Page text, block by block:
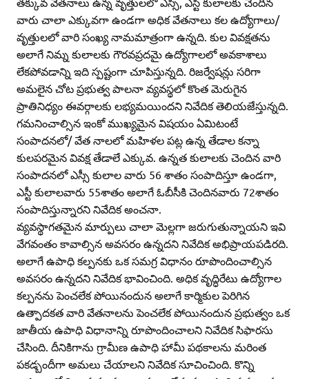
వారు చాలా ఎక్కువగా ఉండగా అధిక వేతనాలు కల ఉద్యోగాలు/
వృత్తులలో వారి సంఖ్య నామమాత్రంగా ఉన్నది. కుల వివక్షతను
అలాగే నిమ్న కులాలకు గౌరవప్రదమై ఉద్యోగాలలో అవకాశాలు
లేకపోవడాన్ని ఇది స్పష్టంగా చూపిస్తున్నది. రిజర్వేషన్లు సరిగా
అమలైన చోట ప్రభుత్వ పాలనా వ్యవస్థలో కొంత మెరుగైన
ప్రాతినిధ్యం ఈవర్గాలకు లభ్యమయిందని నివేదిక తెలియజేస్తున్నది.
గమనించాల్సిన ఇంకో ముఖ్యమైన విషయం ఏమిటంటే
సంపాదనలో/ వేత నాలలో మహిళల పట్ల ఉన్న తేడాల కన్నా
కులపరమైన వివక్ష తేడాలే ఎక్కువ. ఉన్నత కులాలకు చెందిన వారి
సంపాదనలో ఎస్సీ కులాల వారు 56 శాతం సంపాదిస్తూ ఉండగా,
ఎస్టీ కులాలవారు 55శాతం అలాగే ఓబీసీకి చెందినవారు 72శాతం
సంపాదిస్తున్నారని నివేదిక అంచనా.
వ్యవస్థాగతమైన మార్పులు చాలా మెల్లగా జరుగుతున్నాయని ఇవి
వేగవంతం కావాల్సిన అవసరం ఉన్నదని నివేదిక అభిప్రాయపడిరది.
అలాగే ఉపాధి కల్పనకు ఒక సమగ్ర విధానం రూపొందించాల్సిన
అవసరం ఉన్నదని నివేదిక భావించింది. అధిక వృద్ధిరేటు ఉద్యోగాల
కల్పనను పెంచలేక పోయినందున అలాగే కార్మికుల పెరిగిన
ఉత్పాదకత వారి వేతనాలను పెంచలేక పోయినందున ప్రభుత్వం ఒక
జాతీయ ఉపాధి విధానాన్ని రూపొందించాలని నివేదిక సిఫారసు
చేసింది. దీనికిగాను గ్రామీణ ఉపాధి హామీ పథకాలను మరింత
పకడ్బందీగా అమలు చేయాలని నివేదిక సూచించింది. కొన్ని